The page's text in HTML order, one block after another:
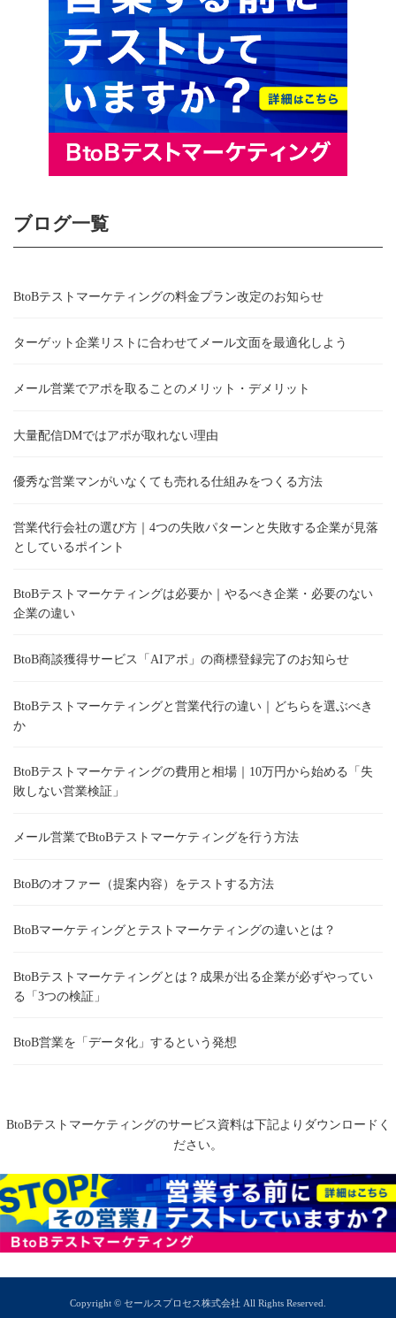
ブログ一覧
BtoBテストマーケティングの料金プラン改定のお知らせ
ターゲット企業リストに合わせてメール文面を最適化しよう
メール営業でアポを取ることのメリット・デメリット
大量配信DMではアポが取れない理由
優秀な営業マンがいなくても売れる仕組みをつくる方法
営業代行会社の選び方｜4つの失敗パターンと失敗する企業が見落
としているポイント
BtoBテストマーケティングは必要か｜やるべき企業・必要のない
企業の違い
BtoB商談獲得サービス「AIアポ」の商標登録完了のお知らせ
BtoBテストマーケティングと営業代行の違い｜どちらを選ぶべき
か
BtoBテストマーケティングの費用と相場｜10万円から始める「失
敗しない営業検証」
メール営業でBtoBテストマーケティングを行う方法
BtoBのオファー（提案内容）をテストする方法
BtoBマーケティングとテストマーケティングの違いとは？
BtoBテストマーケティングとは？成果が出る企業が必ずやってい
る「3つの検証」
BtoB営業を「データ化」するという発想
BtoBテストマーケティングのサービス資料は下記よりダウンロードく
ださい。
Copyright © セールスプロセス株式会社 All Rights Reserved.